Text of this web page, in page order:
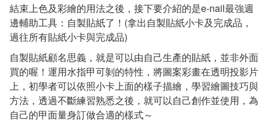
結束上色及彩繪的用法之後，接下要介紹的是e-nail最強週
邊輔助工具：自製貼紙了！(拿出自製貼紙小卡及完成品，
過往所有貼紙小卡與完成品)
自製貼紙顧名思義，就是可以由自己生產的貼紙，並非外面
買的喔！運用水指甲可剝的特性，將圖案彩畫在透明投影片
上，初學者可以依照小卡上面的樣子描繪，學習繪圖技巧與
方法，透過不斷練習熟悉之後，就可以自己創作並使用，為
自己的甲面量身訂做合適的樣式～